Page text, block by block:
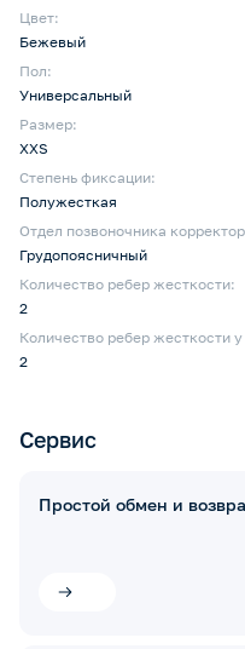
Цвет:
Бежевый
Пол:
Универсальный
Размер:
XXS
Степень фиксации:
Полужесткая
Отдел позвоночника
Грудопоясничный
Количество ребер жесткости:
2
Количество ребер жесткости
2
Сервис
Простой обмен и